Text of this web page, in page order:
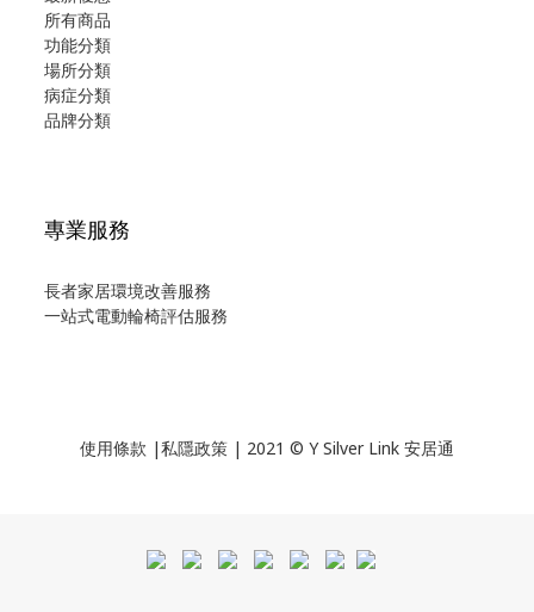
所有商品
功能分類
場所分類
病症分類
品牌分類
專業服務
長者家居環境改善服務
一站式電動輪椅評估服務
使用條款 |私隱政策 | 2021 © Y Silver Link 安居通